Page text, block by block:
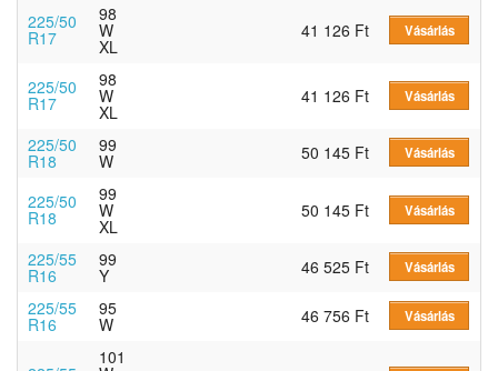
225/50
R17
98
W
XL
41 126 Ft Vásárlás
225/50
R17
98
W
XL
41 126 Ft Vásárlás
225/50
R18
99
W 50 145 Ft Vásárlás
225/50
R18
99
W
XL
50 145 Ft Vásárlás
225/55
R16
99
Y 46 525 Ft Vásárlás
225/55
R16
95
W 46 756 Ft Vásárlás
101